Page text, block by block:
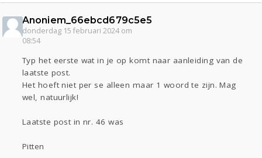
Overig
Actueel
Oekraïne Entertainment
Kinderen
Digi
Sport
Contact Viva zoekt
Aangeboden
Gevraagd
Doen
Zien
Lezen
Anoniem_66ebcd679c5e5
donderdag 15 februari 2024 om
08:54
Typ het eerste wat in je op komt naar aanleiding van de
laatste post.
Het hoeft niet per se alleen maar 1 woord te zijn. Mag
wel, natuurlijk!
Laatste post in nr. 46 was
Pitten